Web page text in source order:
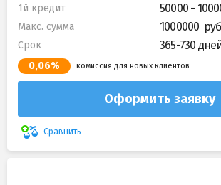
1й кредит 50000 -
Макс. сумма 1000000
Срок 365-730
0,06% комиссия для новых клиентов
Оформить заявку
Сравнить